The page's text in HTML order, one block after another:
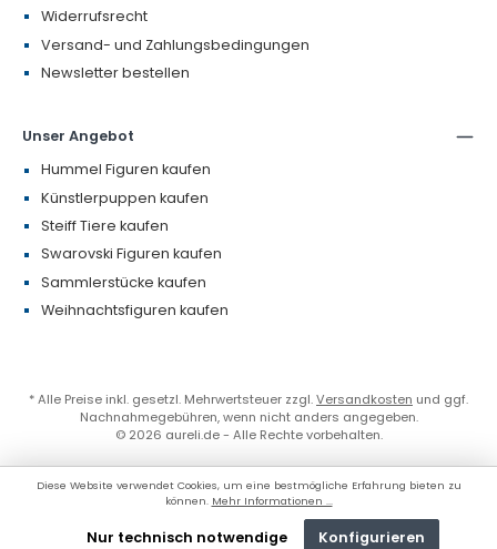
Widerrufsrecht
Versand- und Zahlungsbedingungen
Newsletter bestellen
Unser Angebot
Hummel Figuren kaufen
Künstlerpuppen kaufen
Steiff Tiere kaufen
Swarovski Figuren kaufen
Sammlerstücke kaufen
Weihnachtsfiguren kaufen
* Alle Preise inkl. gesetzl. Mehrwertsteuer zzgl.Versandkosten und ggf.
Nachnahmegebühren, wenn nicht anders angegeben.
© 2026 aureli.de - Alle Rechte vorbehalten.
Diese Website verwendet Cookies, um eine bestmögliche Erfahrung bieten zu
können. Mehr Informationen ...
Nur technisch notwendige Konfigurieren